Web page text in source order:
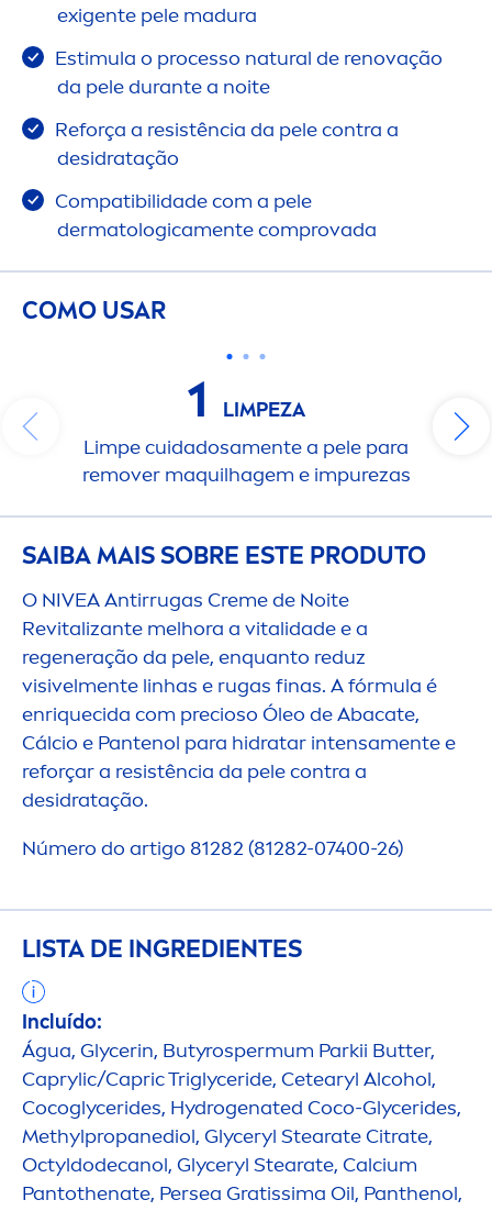
exigente pele madura
Estimula o processo natural de renovação
da pele durante a noite
Reforça a resistência da pele contra a
desidratação
Compatibilidade com a pele
dermatologicamente comprovada
COMO USAR
1
LIMPEZA
Limpe cuidadosamente a pele para
remover maquilhagem e impurezas
SAIBA MAIS SOBRE ESTE PRODUTO
O NIVEAAntirrugas Cremede Noite
Revitalizante melhora a vitalidade e a
regeneração da pele, enquanto reduz
visivelmente linhas e rugas finas. A fórmula é
enriquecida com precioso Óleo de Abacate,
Cálcio e Pantenol para hidratar intensamente e
reforçar a resistência da pele contra a
desidratação.
Número do artigo 81282 (81282-07400-26)
LISTA DE INGREDIENTES
Incluído:
Água, Glycerin, Butyrospermum Parkii Butter,
Caprylic/Capric Triglyceride, Cetearyl Alcohol,
Cocoglycerides, Hydrogenated Coco-Glycerides,
Methylpropanediol, Glyceryl Stearate Citrate,
Octyldodecanol, Glyceryl Stearate, Calcium
Pantothenate, Persea Gratissima Oil, Panthenol,